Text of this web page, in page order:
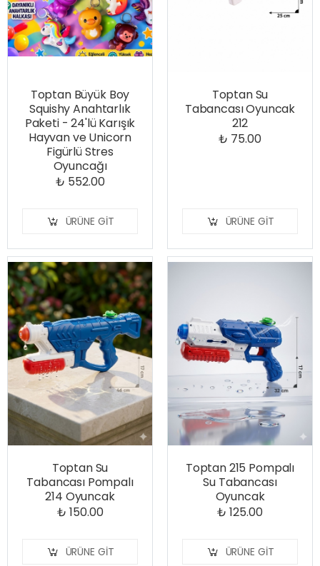
Toptan Büyük Boy
Squishy Anahtarlık
Paketi - 24'lü Karışık
Hayvan ve Unicorn
Figürlü Stres
Oyuncağı
₺ 552.00
ÜRÜNE GIT
Toptan Su
Tabancası Oyuncak
212
₺ 75.00
ÜRÜNE GIT
Toptan Su
Tabancası Pompalı
214 Oyuncak
₺ 150.00
ÜRÜNE GIT
Toptan 215 Pompalı
Su Tabancası
Oyuncak
₺ 125.00
ÜRÜNE GIT